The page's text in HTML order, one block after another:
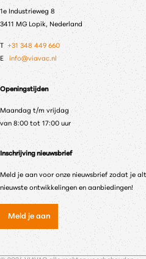
1e Industrieweg 8
3411 MG Lopik, Nederland
T +31 348 449 660
E info@viavac.nl
Openingstijden
Maandag t/m vrijdag
van 8:00 tot 17:00 uur
Inschrijving nieuwsbrief
Meld je aan voor onze nieuwsbrief zodat je
nieuwste ontwikkelingen en aanbiedingen!
Meld je aan